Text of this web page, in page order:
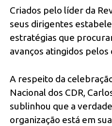
Criados pelo líder da
seus dirigentes
estratégias que
avanços atingidos
A respeito da
Nacional dos CDR,
sublinhou que a
organização está em